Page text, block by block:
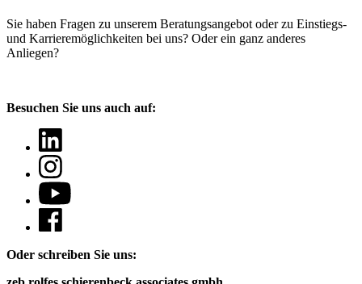
Sie haben Fragen zu unserem Beratungsangebot oder zu Einstiegs-
und Karrieremöglichkeiten bei uns? Oder ein ganz anderes
Anliegen?
Besuchen Sie uns auch auf:
Oder schreiben Sie uns: